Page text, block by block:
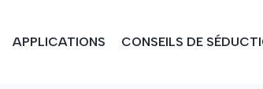
APPLICATIONS CONSEILS DE